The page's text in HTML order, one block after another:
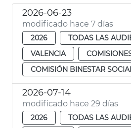
2026-06-23
modificado hace 7 días
2026
TODAS LAS
VALENCIA
COMISIÓN BINESTAR
2026-07-14
modificado hace 29 días
2026
TODAS LAS